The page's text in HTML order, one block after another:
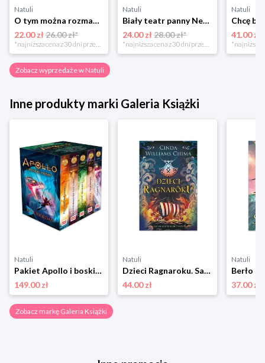
Natuli
O tym można rozmawiać tylko z królikami Zakamarki
22.00 zł26.00 zł*
*najniższa cena z 30 dni przed obniżką
Natuli
Biały teatr panny Nehemias
24.00 zł 28.00 zł*
*najniższa cena z 30 dni przed obniżką
Natuli
41.00 zł
Zobacz wyprzedaże w Natuli
Inne produkty marki Galeria Książki
Natuli
Pakiet Apollo i boskie próby Galeria książki
149.00 zł
Natuli
Dzieci Ragnaroku. Saga Kamieni Runicznych. Tom 1 Galeria książki
44.00 zł
Natuli
37.00 zł
Zobacz markę Galeria Książki